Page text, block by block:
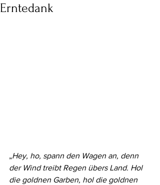
Erntedank
„Hey, ho, spann den Wagen an, denn
der Wind treibt Regen übers Land. Hol
die goldnen Garben, hol die goldnen